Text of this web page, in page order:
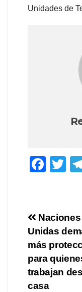
Unidades de
F
e
b
o
o
k
T
er
de
Naciones
Unidas
más
para
trabajan
casa